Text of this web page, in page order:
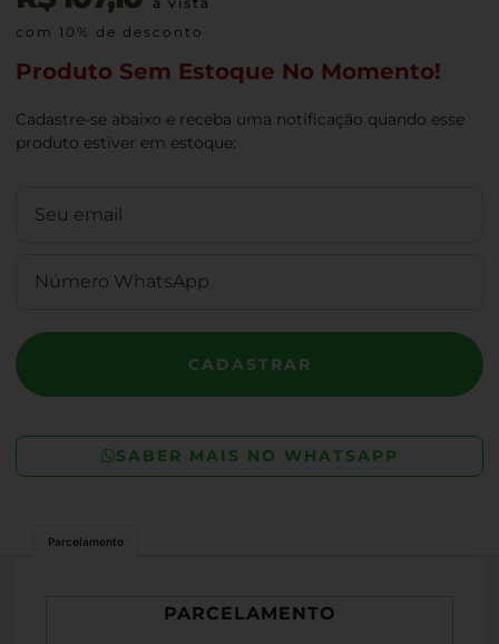
com 10% de desconto
Produto Sem Estoque No Momento!
Cadastre-se abaixo e receba uma notificação quando esse
produto estiver em estoque:
CADASTRAR
SABER MAIS NO WHATSAPP
Parcelamento
PARCELAMENTO